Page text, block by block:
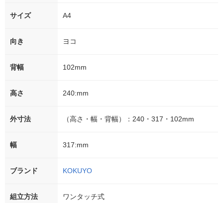
サイズ A4
向き ヨコ
背幅 102mm
高さ 240:mm
外寸法 （高さ・幅・背幅）：240・317・102mm
幅 317:mm
ブランド KOKUYO
組立方法 ワンタッチ式